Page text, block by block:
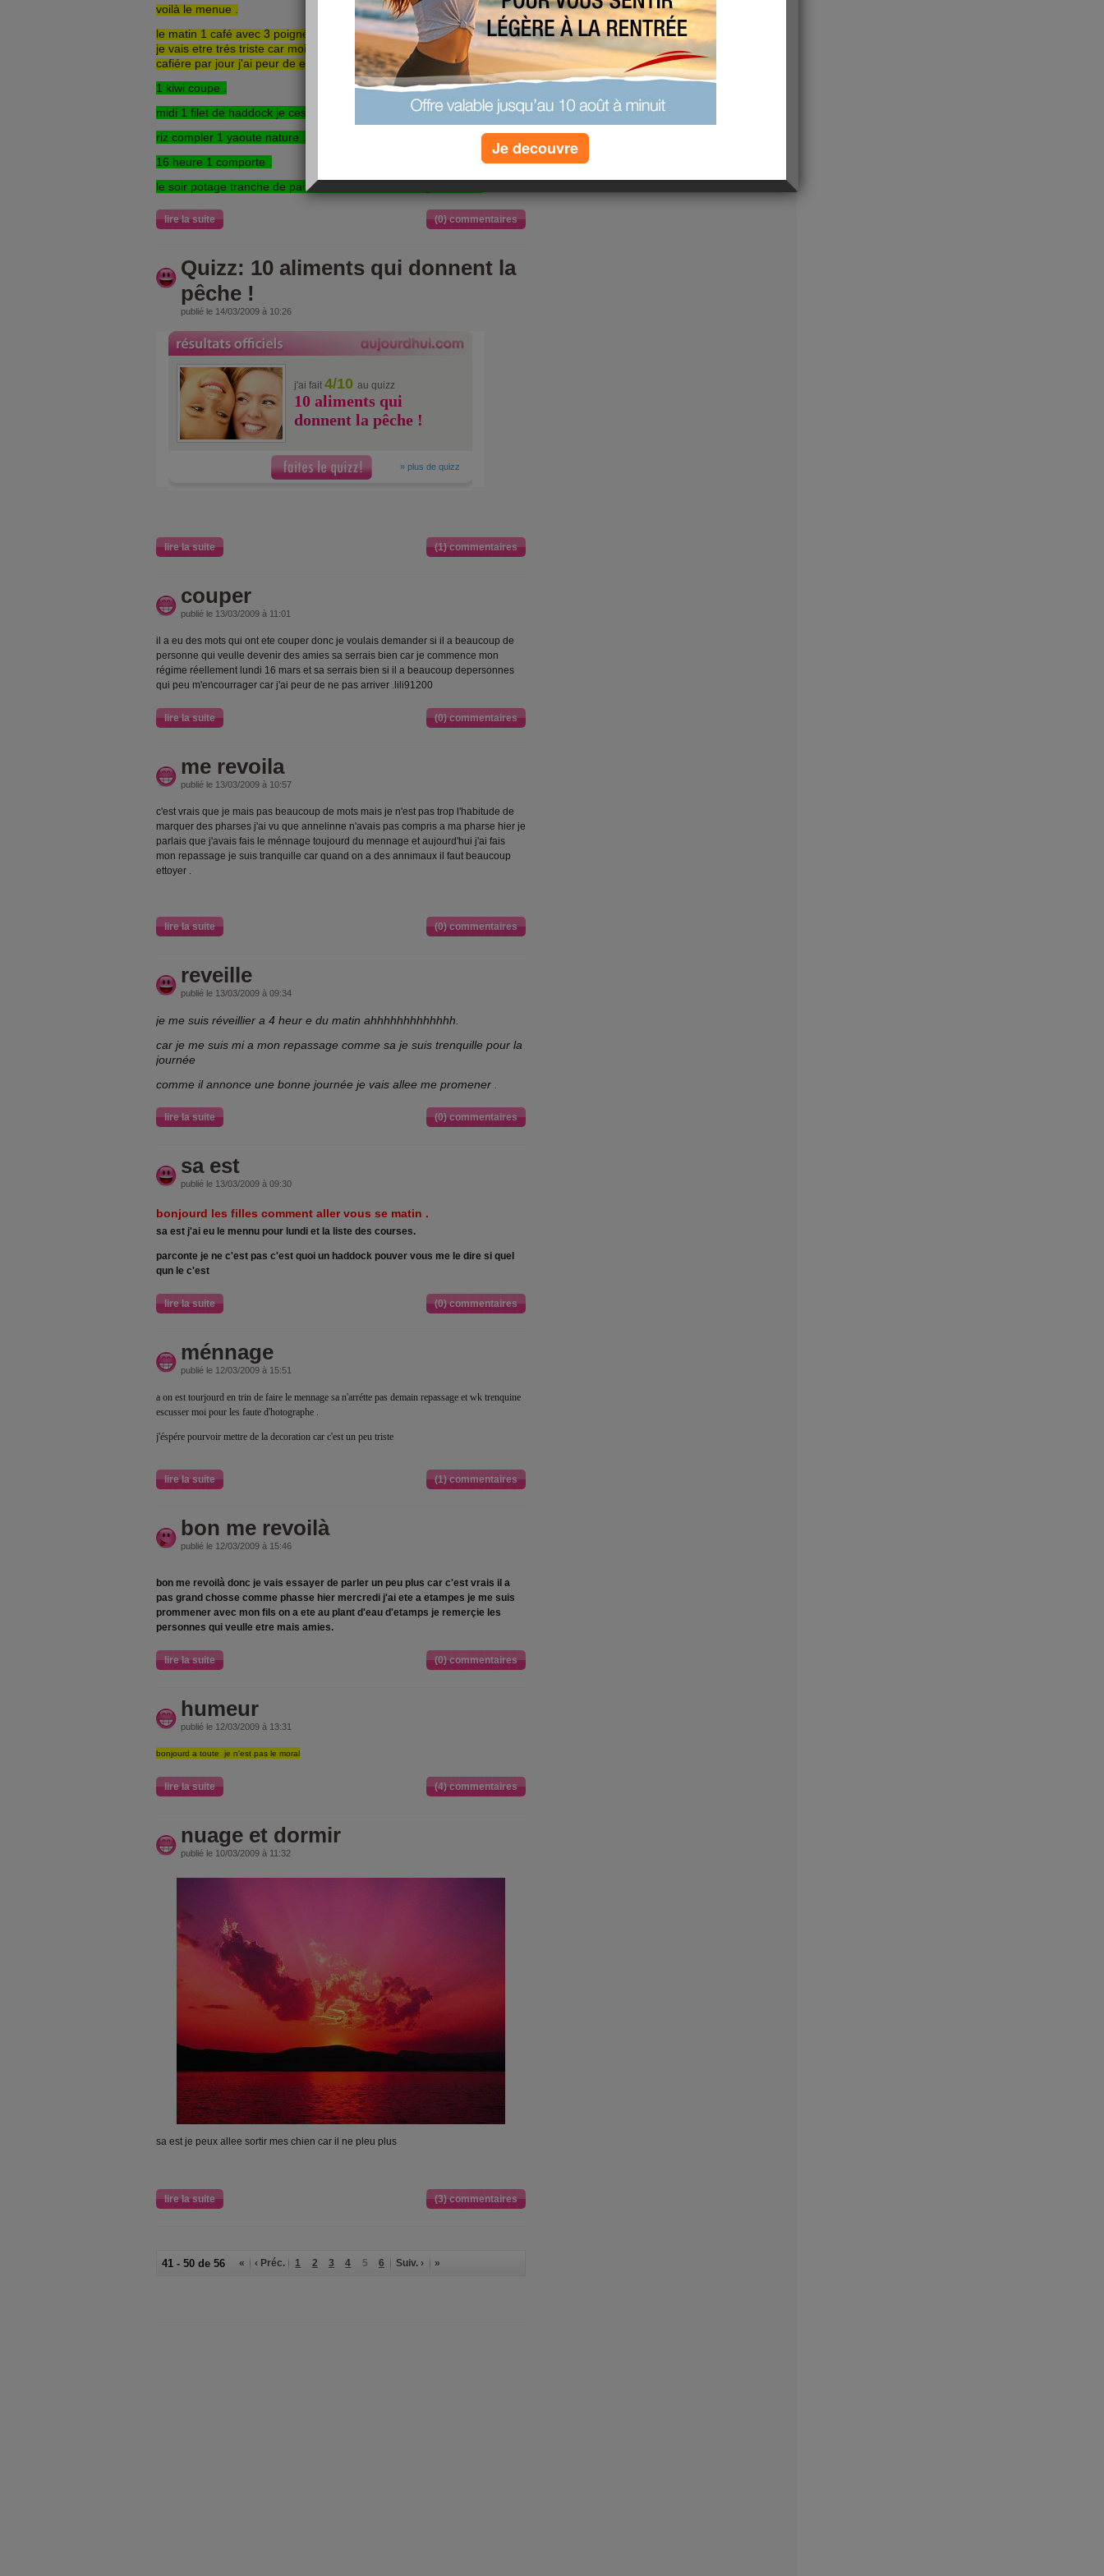
voilà le menue .
le matin 1 café avec 3 poignées de céréales maissssssssssssssssss
je vais etre trés triste car moi je boie beaucoup de café au moins 3
cafiére par jour j'ai peur de etre trés nerveusse sang mon café .
1 kiwi coupe .
midi 1 filet de haddock je cest pas c'est quoi .
riz compler 1 yaoute nature .
16 heure 1 comporte .
le soir potage tranche de pain blanc de dinde fromage fraises .
lire la suite (0) commentaires
Quizz: 10 aliments qui donnent la
pêche !
publié le 14/03/2009 à 10:26
j'ai fait 4/10 au quizz
10 aliments qui
donnent la pêche !
» plus de quizz
lire la suite (1) commentaires
couper
publié le 13/03/2009 à 11:01
il a eu des mots qui ont ete couper donc je voulais demander si il a beaucoup de
personne qui veulle devenir des amies sa serrais bien car je commence mon
régime réellement lundi 16 mars et sa serrais bien si il a beaucoup depersonnes
qui peu m'encourrager car j'ai peur de ne pas arriver .lili91200
lire la suite (0) commentaires
me revoila
publié le 13/03/2009 à 10:57
c'est vrais que je mais pas beaucoup de mots mais je n'est pas trop l'habitude de
marquer des pharses j'ai vu que annelinne n'avais pas compris a ma pharse hier je
parlais que j'avais fais le ménnage toujourd du mennage et aujourd'hui j'ai fais
mon repassage je suis tranquille car quand on a des annimaux il faut beaucoup
ettoyer .
lire la suite (0) commentaires
reveille
publié le 13/03/2009 à 09:34
je me suis réveillier a 4 heur e du matin ahhhhhhhhhhhhh.
car je me suis mi a mon repassage comme sa je suis trenquille pour la
journée
comme il annonce une bonne journée je vais allee me promener .
lire la suite (0) commentaires
sa est
publié le 13/03/2009 à 09:30
bonjourd les filles comment aller vous se matin .
sa est j'ai eu le mennu pour lundi et la liste des courses.
parconte je ne c'est pas c'est quoi un haddock pouver vous me le dire si quel
qun le c'est
lire la suite (0) commentaires
ménnage
publié le 12/03/2009 à 15:51
a on est tourjourd en trin de faire le mennage sa n'arrétte pas demain repassage et wk trenquine
escusser moi pour les faute d'hotographe .
j'éspére pourvoir mettre de la decoration car c'est un peu triste
lire la suite (1) commentaires
bon me revoilà
publié le 12/03/2009 à 15:46
bon me revoilà donc je vais essayer de parler un peu plus car c'est vrais il a
pas grand chosse comme phasse hier mercredi j'ai ete a etampes je me suis
prommener avec mon fils on a ete au plant d'eau d'etamps je remerçie les
personnes qui veulle etre mais amies.
lire la suite (0) commentaires
humeur
publié le 12/03/2009 à 13:31
bonjourd a toute je n'est pas le moral
lire la suite (4) commentaires
nuage et dormir
publié le 10/03/2009 à 11:32
sa est je peux allee sortir mes chien car il ne pleu plus
lire la suite (3) commentaires
41 - 50 de 56 « ‹ Préc. 1 2 3 4 5 6 Suiv. › »
Je decouvre